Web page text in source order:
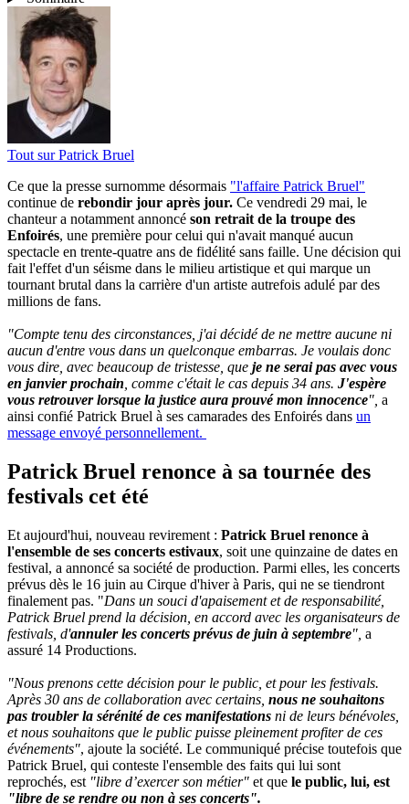
Tout surPatrick Bruel
Ce que la presse surnomme désormais "l'affaire Patrick Bruel"
continue de rebondir jour après jour. Ce vendredi 29 mai, le
chanteur a notamment annoncé son retrait de la troupe des
Enfoirés, une première pour celui qui n'avait manqué aucun
spectacle en trente-quatre ans de fidélité sans faille. Une décision qui
fait l'effet d'un séisme dans le milieu artistique et qui marque un
tournant brutal dans la carrière d'un artiste autrefois adulé par des
millions de fans.
"Compte tenu des circonstances, j'ai décidé de ne mettre aucune ni
aucun d'entre vous dans un quelconque embarras. Je voulais donc
vous dire, avec beaucoup de tristesse, que je ne serai pas avec vous
en janvier prochain, comme c'était le cas depuis 34 ans. J'espère
vous retrouver lorsque la justice aura prouvé mon innocence", a
ainsi confié Patrick Bruel à ses camarades des Enfoirés dans un
message envoyé personnellement.
Patrick Bruel renonce à sa tournée des
festivals cet été
Et aujourd'hui, nouveau revirement : Patrick Bruel renonce à
l'ensemble de ses concerts estivaux, soit une quinzaine de dates en
festival, a annoncé sa société de production. Parmi elles, les concerts
prévus dès le 16 juin au Cirque d'hiver à Paris, qui ne se tiendront
finalement pas. "Dans un souci d'apaisement et de responsabilité,
Patrick Bruel prend la décision, en accord avec les organisateurs de
festivals, d'annuler les concerts prévus de juin à septembre", a
assuré 14 Productions.
"Nous prenons cette décision pour le public, et pour les festivals.
Après 30 ans de collaboration avec certains, nous ne souhaitons
pas troubler la sérénité de ces manifestations ni de leurs bénévoles,
et nous souhaitons que le public puisse pleinement profiter de ces
événements", ajoute la société. Le communiqué précise toutefois que
Patrick Bruel, qui conteste l'ensemble des faits qui lui sont
reprochés, est "libre d’exercer son métier" et que le public, lui, est
"libre de se rendre ou non à ses concerts".